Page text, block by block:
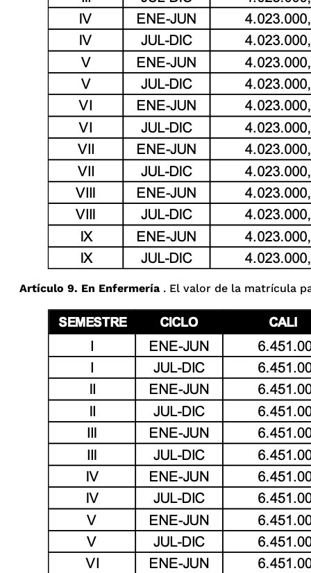
Artículo 9. En Enfermería . El valor de la matrícula